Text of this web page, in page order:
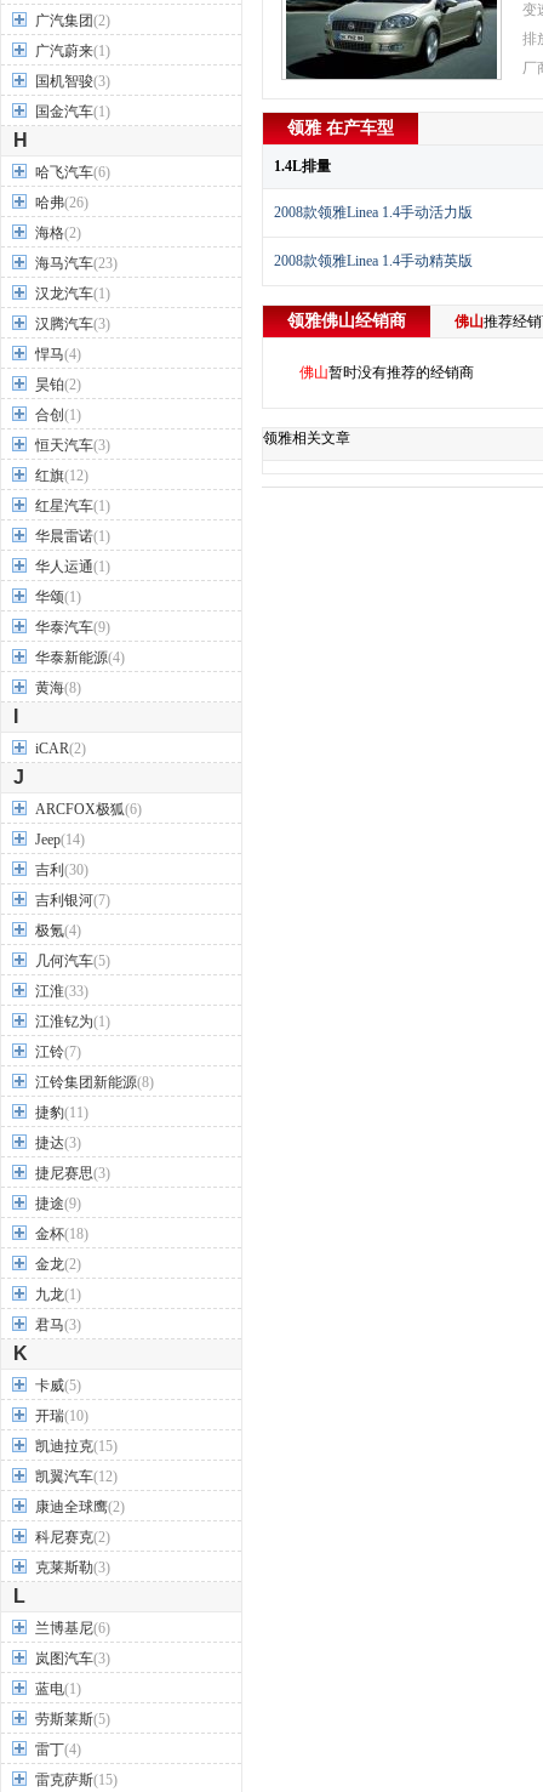
广汽集团(2)
广汽蔚来(1)
国机智骏(3)
国金汽车(1)
H
哈飞汽车(6)
哈弗(26)
海格(2)
海马汽车(23)
汉龙汽车(1)
汉腾汽车(3)
悍马(4)
昊铂(2)
合创 (1)
恒天汽车(3)
红旗(12)
红星汽车(1)
华晨雷诺(1)
华人运通(1)
华颂(1)
华泰汽车(9)
华泰新能源(4)
黄海(8)
iCAR(2)
J
ARCFOX极狐(6)
Jeep(14)
吉利 (30)
吉利银河(7)
极氪(4)
几何汽车(5)
江淮(33)
江淮钇为(1)
江铃(7)
江铃集团新能源(8)
捷豹(11)
捷达(3)
捷尼赛思(3)
捷途(9)
金杯(18)
金龙(2)
九龙(1)
君马(3)
K
卡威(5)
开瑞(10)
凯迪拉克(15)
凯翼汽车(12)
康迪全球鹰(2)
科尼赛克(2)
克莱斯勒(3)
L
兰博基尼(6)
岚图汽车(3)
蓝电(1)
劳斯莱斯(5)
雷丁(4)
雷克萨斯(15)
变
排
厂
领雅 在产车型
1.4L排量
2008款领雅Linea 1.4手动活力版
2008款领雅Linea 1.4手动精英版
领雅佛山经销商 佛山推荐经
佛山暂时没有推荐的经销商
领雅相关文章